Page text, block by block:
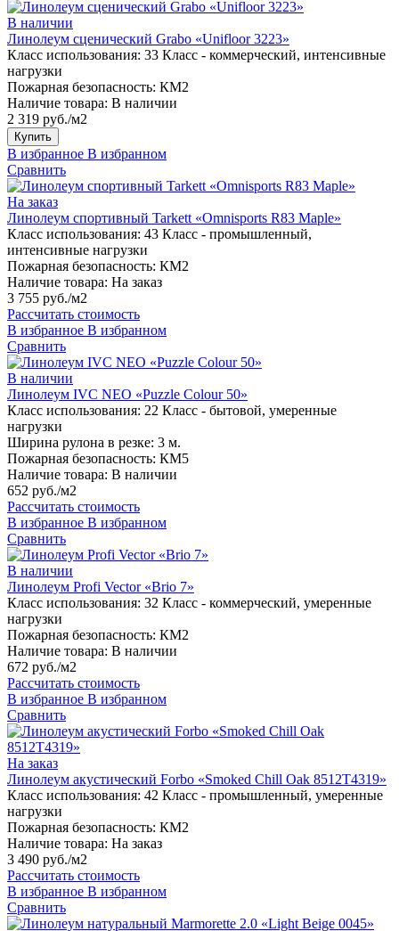
В наличии
Линолеум сценический Grabo «Unifloor 3223»
Класс использования: 33 Класс - коммерческий, интенсивные
нагрузки
Пожарная безопасность: КМ2
Наличие товара: В наличии
2 319 руб./м2
Купить
В избранное В избранном
Сравнить
На заказ
Линолеум спортивный Tarkett «Omnisports R83 Maple»
Класс использования: 43 Класс - промышленный,
интенсивные нагрузки
Пожарная безопасность: КМ2
Наличие товара: На заказ
3 755 руб./м2
Рассчитать стоимость
В избранное В избранном
Сравнить
В наличии
Линолеум IVC NEO «Puzzle Colour 50»
Класс использования: 22 Класс - бытовой, умеренные
нагрузки
Ширина рулона в резке: 3 м.
Пожарная безопасность: КМ5
Наличие товара: В наличии
652 руб./м2
Рассчитать стоимость
В избранное В избранном
Сравнить
В наличии
Линолеум Profi Vector «Brio 7»
Класс использования: 32 Класс - коммерческий, умеренные
нагрузки
Пожарная безопасность: КМ2
Наличие товара: В наличии
672 руб./м2
Рассчитать стоимость
В избранное В избранном
Сравнить
На заказ
Линолеум акустический Forbo «Smoked Chill Oak 8512T4319»
Класс использования: 42 Класс - промышленный, умеренные
нагрузки
Пожарная безопасность: КМ2
Наличие товара: На заказ
3 490 руб./м2
Рассчитать стоимость
В избранное В избранном
Сравнить